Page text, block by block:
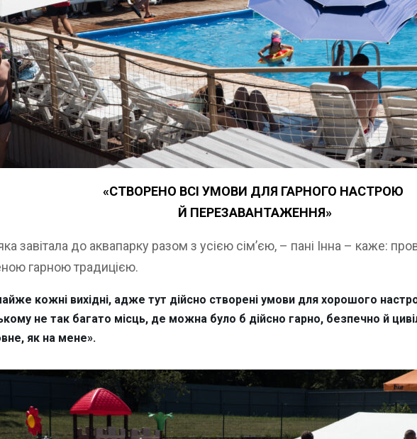
«СТВОРЕНО ВСІ УМОВИ ДЛЯ ГАРНОГО НАСТРОЮ
Й ПЕРЕЗАВАНТАЖЕННЯ»
завітала до аквапарку разом з усією сім’єю, – пані Інна – каже:
гарною традицією.
кожні вихідні, адже тут дійсно створені умови для хорошого
не так багато місць, де можна було б дійсно гарно, безпечно й
як на мене».